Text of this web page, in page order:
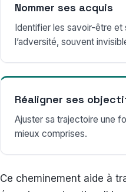
Nommer ses acquis
Identifier les savoir-être
l’adversité, souvent
Réaligner ses
Ajuster sa trajectoire une
mieux comprises.
Ce cheminement aide à